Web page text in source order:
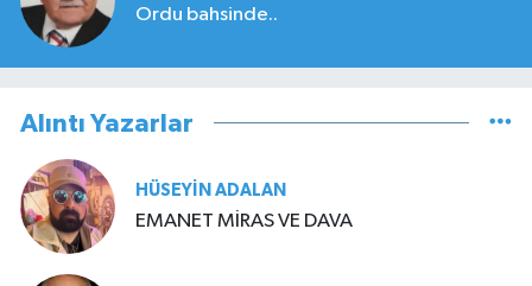
Ordu bahsinde..
Alıntı Yazarlar
HÜSEYIN ADALAN
EMANET MİRAS VE DAVA